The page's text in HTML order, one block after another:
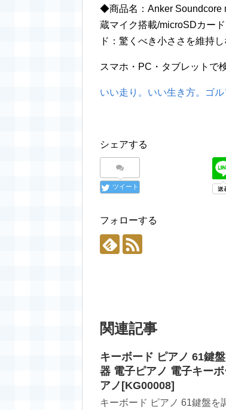
◆商品名：Anker Soundcore
蔵マイク搭載/microSDカー
ド：驚くべき小ささを維持
スマホ・PC・タブレットで
いい走り。いい生き方。ゴ
シェアする
ツイート
フォローする
関連記事
キーボード ピアノ 61鍵
器 電子ピアノ 電子キー
アノ[KG00008]
キーボード ピアノ 61鍵盤を